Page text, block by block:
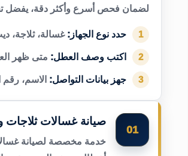
لضمان فحص أسرع وأكثر دقة، يفضل
1 حدد نوع الجهاز: غسالة، ثلاجة،
2 اكتب وصف العطل: متى ظهر
3 جهز بيانات التواصل: الاسم،
01
صيانة غسالات ثلاجات
خدمة مخصصة لصيانة